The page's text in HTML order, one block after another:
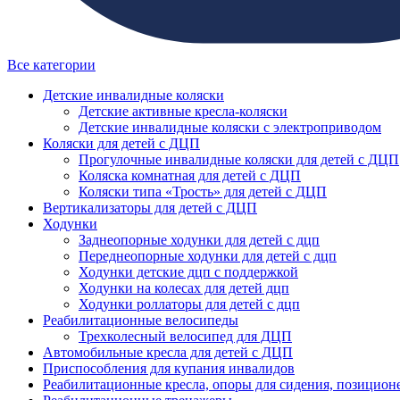
Все категории
Детские инвалидные коляски
Детские активные кресла-коляски
Детские инвалидные коляски с электроприводом
Коляски для детей с ДЦП
Прогулочные инвалидные коляски для детей с ДЦП
Коляска комнатная для детей с ДЦП
Коляски типа «Трость» для детей с ДЦП
Вертикализаторы для детей с ДЦП
Ходунки
Заднеопорные ходунки для детей с дцп
Переднеопорные ходунки для детей с дцп
Ходунки детские дцп с поддержкой
Ходунки на колесах для детей дцп
Ходунки роллаторы для детей с дцп
Реабилитационные велосипеды
Трехколесный велосипед для ДЦП
Автомобильные кресла для детей с ДЦП
Приспособления для купания инвалидов
Реабилитационные кресла, опоры для сидения,